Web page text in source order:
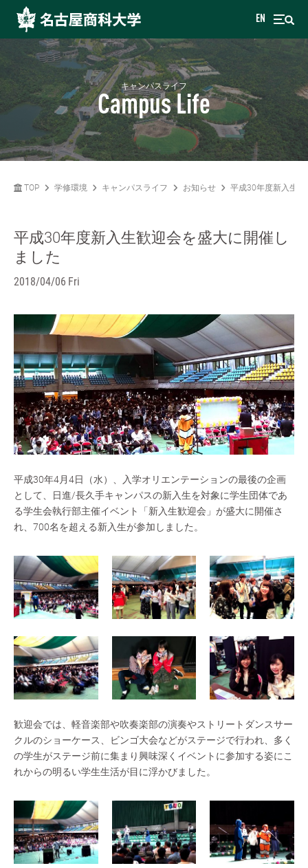
EN
キャンパスライフ
Campus Life
TOP 学修環境 キャンパスライフ お知らせ 平成30年度新入生
平成30年度新入生歓迎会を盛大に開催し
ました
2018/04/06 Fri
平成30年4月4日（水）、入学オリエンテーションの最後の企画
として、日進/長久手キャンパスの新入生を対象に学生団体であ
る学生会執行部主催イベント「新入生歓迎会」が盛大に開催さ
れ、700名を超える新入生が参加しました。
歓迎会では、軽音楽部や吹奏楽部の演奏やストリートダンスサー
クルのショーケース、ビンゴ大会などがステージで行われ、多く
の学生がステージ前に集まり興味深くイベントに参加する姿にこ
れからの明るい学生生活が目に浮かびました。